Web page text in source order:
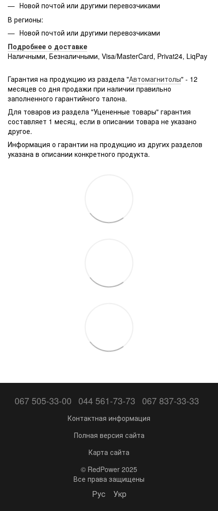
Новой почтой или другими перевозчиками
В регионы:
Новой почтой или другими перевозчиками
Подробнее о доставке
Наличными, Безналичными, Visa/MasterCard, Privat24, LiqPay
g361hhadsek/p3316040/#
Гарантия на продукцию из раздела "Автомагнитолы" - 12
месяцев со дня продажи при наличии правильно
заполненного гарантийного талона.
Для товаров из раздела "Уцененные товары" гарантия
составляет 1 месяц, если в описании товара не указано
другое.
Информация о гарантии на продукцию из других разделов
указана в описании конкретного продукта.
067 505-33-00 044 561-73-73 067 837-33-33
Контактная информация
Полная версия сайта
Карта сайта
© RedPower 2025
Все права защищены
Рус Укр